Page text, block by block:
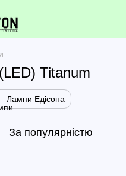
Titanum
Лампи Едісона
За популярністю